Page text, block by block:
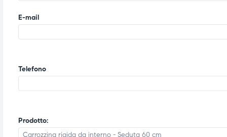
E-mail
Telefono
Prodotto: